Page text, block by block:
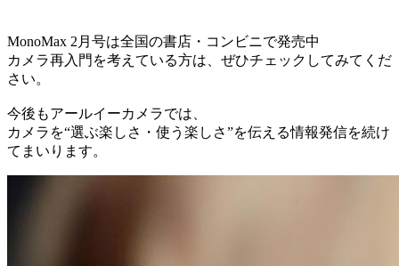
MonoMax 2月号は全国の書店・コンビニで発売中
カメラ再入門を考えている方は、ぜひチェックしてみてくだ
さい。
今後もアールイーカメラでは、
カメラを“選ぶ楽しさ・使う楽しさ”を伝える情報発信を続け
てまいります。